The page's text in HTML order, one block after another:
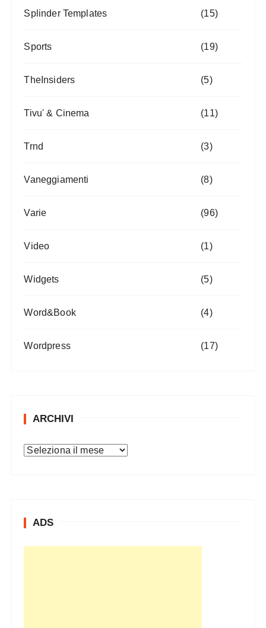
Splinder Templates (15)
Sports (19)
TheInsiders (5)
Tivu' & Cinema (11)
Trnd (3)
Vaneggiamenti (8)
Varie (96)
Video (1)
Widgets (5)
Word&Book (4)
Wordpress (17)
ARCHIVI
A
ADS